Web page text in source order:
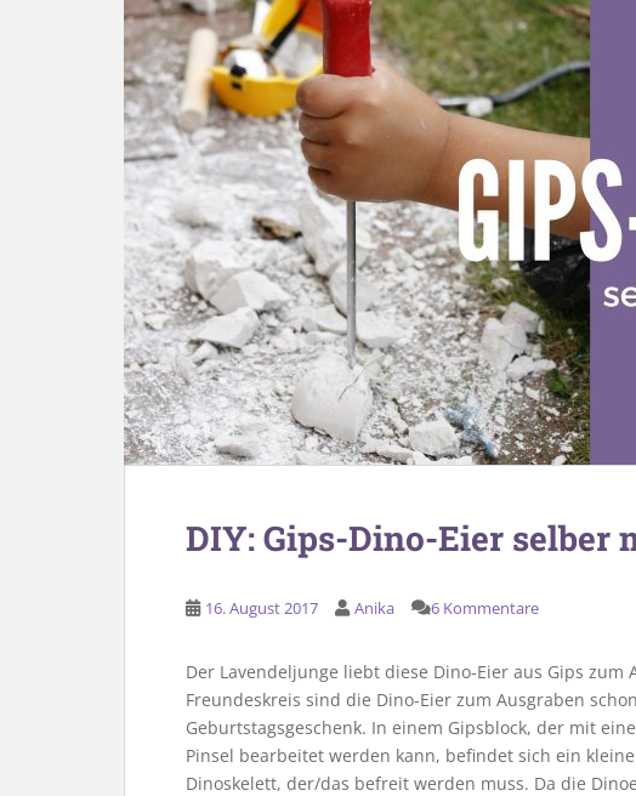
DIY: Gips-Dino-Eier selber
16. August 2017 Anika 6 Kommentare
Der Lavendeljunge liebt diese Dino-Eier aus Gips zum
Freundeskreis sind die Dino-Eier zum Ausgraben
Geburtstagsgeschenk. In einem Gipsblock, der mit
Pinsel bearbeitet werden kann, befindet sich ein
Dinoskelett, der/das befreit werden muss. Da die